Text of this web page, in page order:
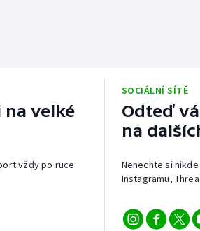
na velké
vždy po ruce.
SOCIÁLNÍ SÍTĚ
Odteď
na
Nenechte si
Instagramu,